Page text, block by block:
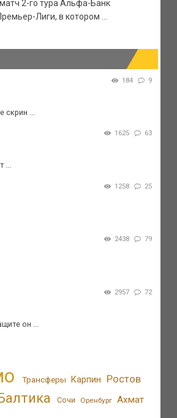
2-го тура Альфа-Банк
Лиги, в котором ...
184 9
...
1625 63
...
1258 25
2438 79
2957 72
он ...
Трансферы Карпин Ростов
Сочи Оренбург Ахмат